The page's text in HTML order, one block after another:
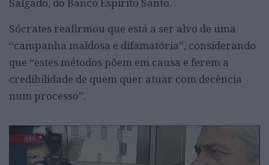
Salgado, do Banco Espírito Santo.
Sócrates reafirmou que está a ser alvo de uma
“campanha maldosa e difamatória”, considerando
que “estes métodos põem em causa e ferem a
credibilidade de quem quer atuar com decência
num processo”.